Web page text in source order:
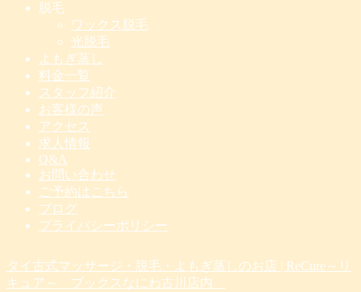
脱毛
ワックス脱毛
光脱毛
よもぎ蒸し
料金一覧
スタッフ紹介
お客様の声
アクセス
求人情報
Q&A
お問い合わせ
ご予約はこちら
ブログ
プライバシーポリシー
タイ古式マッサージ・脱毛・よもぎ蒸しのお店 | ReCure～リ
キュア～ ブックスなにわ古川店内